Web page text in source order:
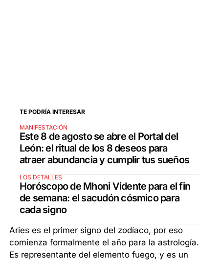
TE PODRÍA INTERESAR
MANIFESTACIÓN
Este 8 de agosto se abre el Portal del
León: el ritual de los 8 deseos para
atraer abundancia y cumplir tus sueños
LOS DETALLES
Horóscopo de Mhoni Vidente para el fin
de semana: el sacudón cósmico para
cada signo
Aries es el primer signo del zodíaco, por eso
comienza formalmente el año para la astrología.
Es representante del elemento fuego, y es un